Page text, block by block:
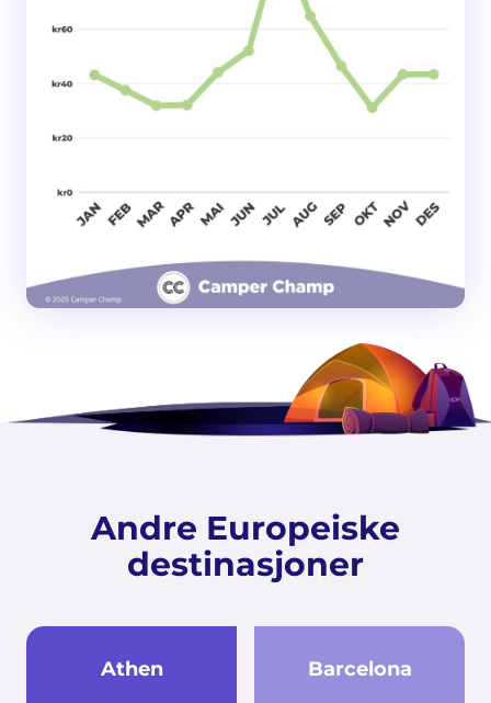
Andre Europeiske
destinasjoner
Athen Barcelona